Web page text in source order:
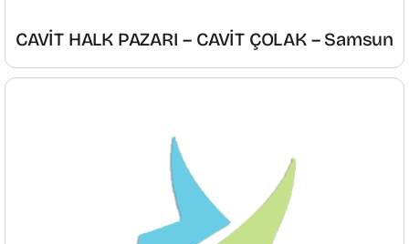
CAVİT HALK PAZARI – CAVİT ÇOLAK – Samsun